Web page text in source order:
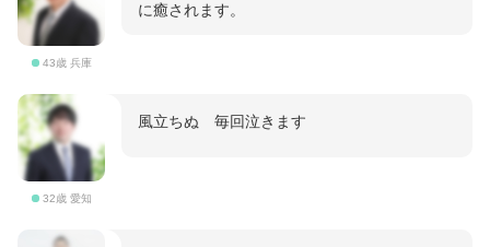
43歳 兵庫
に癒されます。
32歳 愛知
風立ちぬ 毎回泣きます